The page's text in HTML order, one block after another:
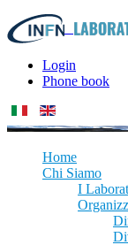
Login
Phone book
Home
Chi Siamo
I